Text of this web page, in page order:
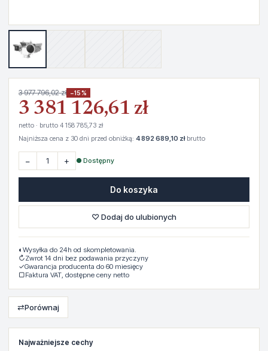
Najważniejsze cechy
3 977 796,02 zł −15%
3 381 126,61 zł
netto · brutto 4 158 785,73 zł
Najniższa cena z 30 dni przed obniżką: 4 892 689,10 złbrutto
− + ● Dostępny
Do koszyka
♡ Dodaj do ulubionych
◐ Wysyłka do 24h od skompletowania.
↻Zwrot 14 dni bez podawania przyczyny
✓Gwarancja producenta do 60 miesięcy
▢Faktura VAT, dostępne ceny netto
⇄Porównaj